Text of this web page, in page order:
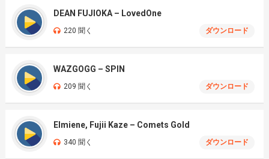
DEAN FUJIOKA – LovedOne
220 聞く ダウンロード
WAZGOGG – SPIN
209 聞く ダウンロード
Elmiene, Fujii Kaze – Comets Gold
340 聞く ダウンロード